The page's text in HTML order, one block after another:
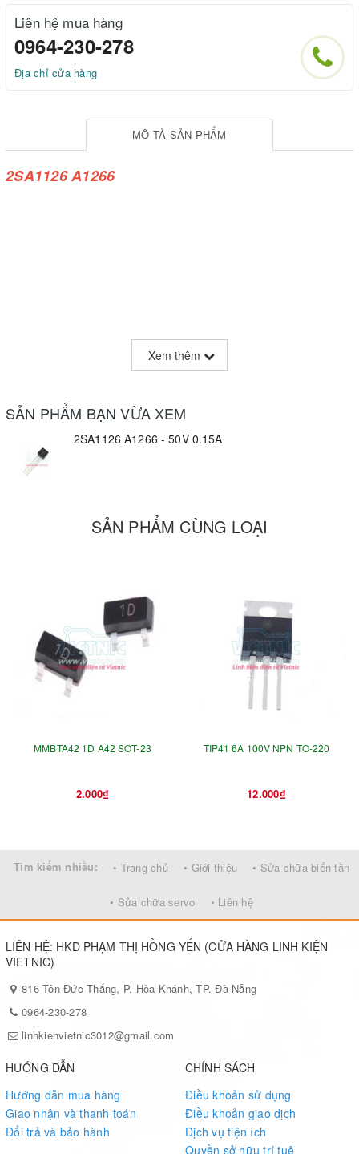
Liên hệ mua hàng
0964-230-278
Địa chỉ cửa hàng
MÔ TẢ SẢN PHẨM
2SA1126 A1266
Xem thêm
SẢN PHẨM BẠN VỪA XEM
2SA1126 A1266 - 50V 0.15A
SẢN PHẨM CÙNG LOẠI
MMBTA42 1D A42 SOT-23
2.000₫
TIP41 6A 100V NPN TO-220
12.000₫
Tìm kiếm nhiều: • Trang chủ • Giới thiệu • Sửa chữa biến tần
• Sửa chữa servo • Liên hệ
LIÊN HỆ: HKD PHẠM THỊ HỒNG YẾN (CỬA HÀNG LINH KIỆN
VIETNIC)
816 Tôn Đức Thắng, P. Hòa Khánh, TP. Đà Nẵng
0964-230-278
linhkienvietnic3012@gmail.com
HƯỚNG DẪN
Hướng dẫn mua hàng
Giao nhận và thanh toán
Đổi trả và bảo hành
CHÍNH SÁCH
Điều khoản sử dụng
Điều khoản giao dịch
Dịch vụ tiện ích
Quyền sở hữu trí tuệ